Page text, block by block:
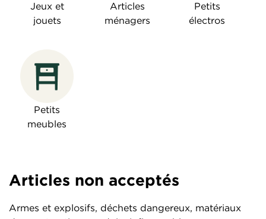
Jeux et
jouets
Articles
ménagers
Petits
électros
Petits
meubles
Articles non acceptés
Armes et explosifs, déchets dangereux, matériaux